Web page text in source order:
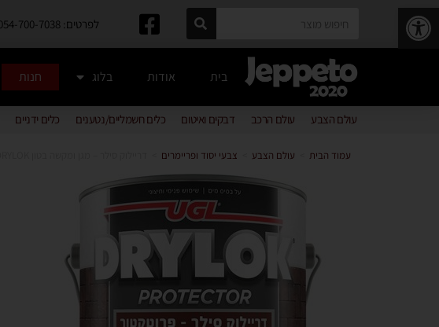
פתח סרגל נגישות לפרטים: 054-700-7038 |
בית אודות בלוג חנות
עולם הצבע עולם הרכב דבקים ואיטום כלים חשמליים/נטענים כלים ידניים
עמוד הבית עולם הצבע צבעי יסוד ופריימרים